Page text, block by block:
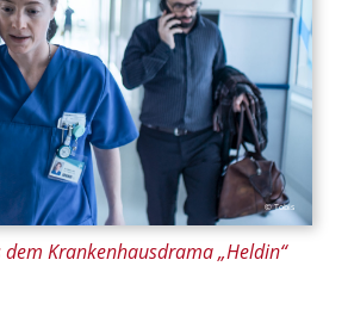
© Tobis
Krankenhausdrama „Heldin“